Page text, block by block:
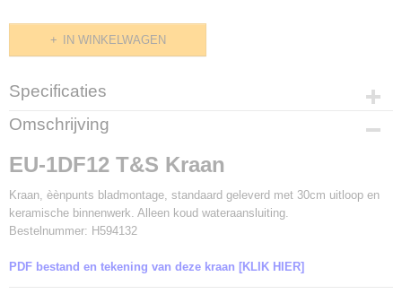
IN WINKELWAGEN
Specificaties
Productcode
Omschrijving
EU-1DF12 T&S Kraan
Kraan, èènpunts bladmontage, standaard geleverd met 30cm uitloop en
keramische binnenwerk. Alleen koud wateraansluiting.
Bestelnummer: H594132
PDF bestand en tekening van deze kraan [KLIK HIER]